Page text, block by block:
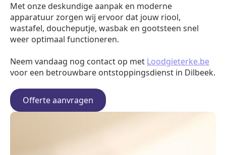
Met onze deskundige aanpak en moderne
apparatuur zorgen wij ervoor dat jouw riool,
wastafel, doucheputje, wasbak en gootsteen snel
weer optimaal functioneren.
Neem vandaag nog contact op met Loodgieterke.be
voor een betrouwbare ontstoppingsdienst in Dilbeek.
Offerte aanvragen